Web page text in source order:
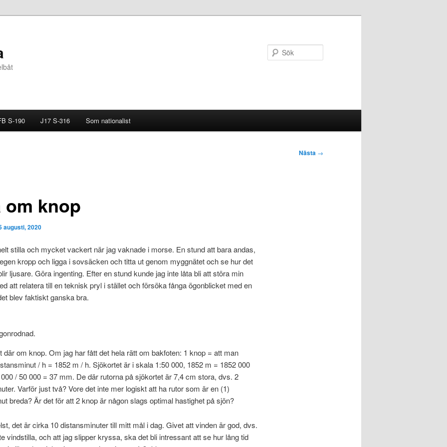
S-190 J17 S-316 Som nationalist
Nästa →
om knop
augusti, 2020
stilla och mycket vackert när jag vaknade i morse. En stund att bara andas,
kropp och ligga i sovsäcken och titta ut genom myggnätet och se hur det
ljusare. Göra ingenting. Efter en stund kunde jag inte låta bli att störa min
att relatera till en teknisk pryl i stället och försöka fånga ögonblicket med en
blev faktiskt ganska bra.
där om knop. Om jag har fått det hela rätt om bakfoten: 1 knop = att man
/ h = 1852 m / h. Sjökortet är i skala 1:50 000, 1852 m = 1852 000
/ 50 000 = 37 mm. De där rutorna på sjökortet är 7,4 cm stora, dvs. 2
Varför just två? Vore det inte mer logiskt att ha rutor som är en (1)
breda? Är det för att 2 knop är någon slags optimal hastighet på sjön?
det är cirka 10 distansminuter till mitt mål i dag. Givet att vinden är god, dvs.
vindstilla, och att jag slipper kryssa, ska det bli intressant att se hur lång tid